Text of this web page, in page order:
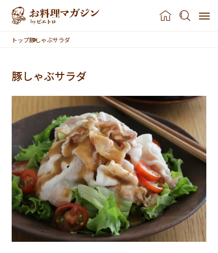
本文へスキップ
トップ豚しゃぶサラダ
豚しゃぶサラダ